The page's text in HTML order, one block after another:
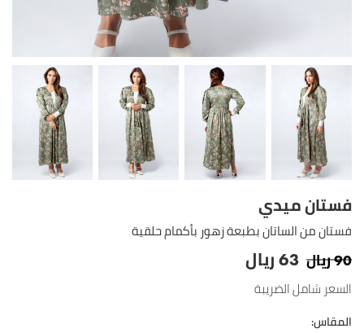
فستان ميدي
فستان من الساتان بطبعة زهور بأكمام حلقية
ريال90 ريال 63
السعر شامل الضريبة
المقاس: